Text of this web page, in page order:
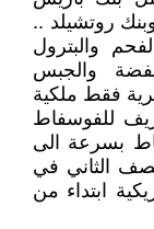
روتشيلد ..
والبترول
والجبس
فقط ملكية
للفوسفاط
الفوسفاط بسرعة الى
الثاني في
ابتداء من